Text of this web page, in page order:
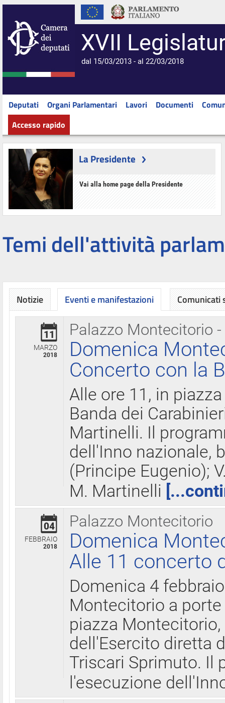
XVII
dal 15/03/2013 - al 22/03/2018
Deputati Organi Parlamentari Lavori Documenti
Accesso rapido
La Presidente
Vai alla home page della Presidente
Temi dell'attività
Notizie Eventi e manifestazioni
Palazzo Montecitorio
11
MARZO
2018
Domenica
Concerto con la
Alle ore 11, in
Banda dei
Martinelli. Il
dell'Inno nazionale,
(Principe Eugenio);
M. Martinelli
Palazzo Montecitorio
04
FEBBRAIO
2018
Domenica
Alle 11 concerto
Domenica 4
Montecitorio a
piazza
dell'Esercito diretta
Triscari Sprimuto. Il
l'esecuzione
Comunicati